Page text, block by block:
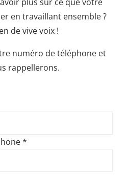
en travaillant ensemble ?
de vive voix !
numéro de téléphone et
rappellerons.
*